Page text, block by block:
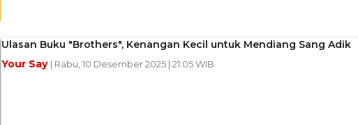
Ulasan Buku "Brothers", Kenangan Kecil untuk Mendiang Sang Adik
Your Say | Rabu, 10 Desember 2025 | 21:05 WIB